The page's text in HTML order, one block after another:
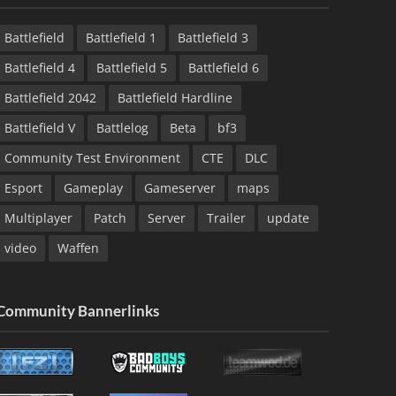
Battlefield Battlefield 1
Battlefield 3
Battlefield 4
Battlefield 5
Battlefield 6
Battlefield 2042
Battlefield Hardline
Battlefield V
Battlelog Beta
bf3
Community Test Environment
CTE
DLC
Esport
Gameplay Gameserver
maps
Multiplayer
Patch Server Trailer
update
video
Waffen
Bannerlinks